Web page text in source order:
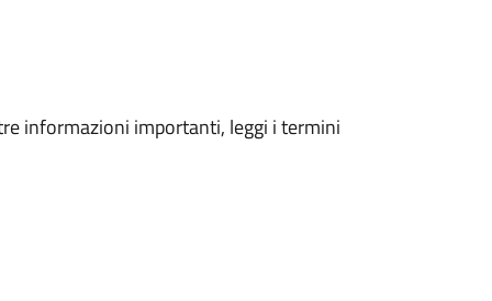
informazioni importanti, leggi i termini